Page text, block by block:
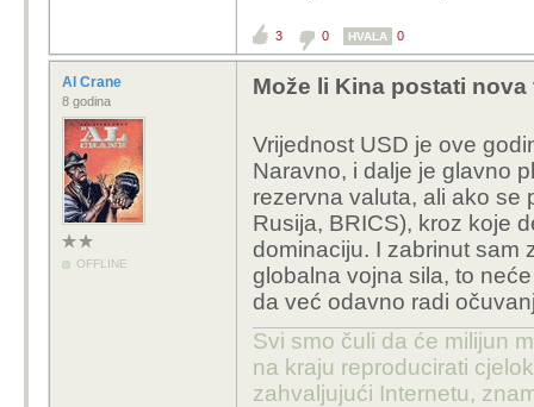
3 0 HVALA 0
Al Crane
8 godina
OFFLINE
Može li Kina postati
Vrijednost USD je ove
Naravno, i dalje je glavno
rezervna valuta, ali ako se
Rusija, BRICS), kroz koje
dominaciju. I zabrinut sam
globalna vojna sila, to
da već odavno radi
Svi smo čuli da će milijun
na kraju reproducirati
zahvaljujući Internetu,